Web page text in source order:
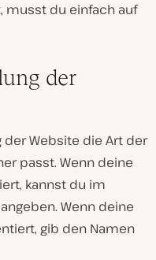
musst du einfach auf
der
Website die Art der
passt. Wenn deine
kannst du im
Wenn deine
gib den Namen